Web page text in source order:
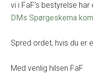
vi i FaF’s bestyrelse
DMs Spørgeskema
Spred ordet, hvis du er
Med venlig hilsen FaF